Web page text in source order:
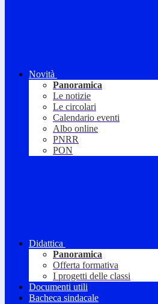
Novità
Panoramica
Le notizie
Le circolari
Calendario eventi
Albo online
PNRR
PON
Didattica
Panoramica
Offerta formativa
I progetti delle classi
Documenti utili
Bacheca sindacale